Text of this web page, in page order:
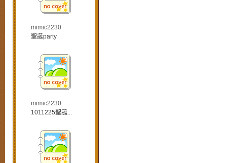
mimic2230
聖誕party
mimic2230
1011225聖誕...